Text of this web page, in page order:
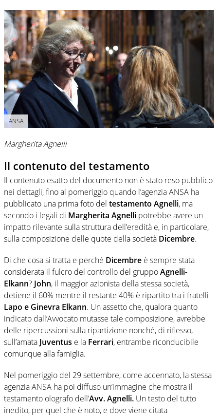
ANSA
Margherita Agnelli
Il contenuto del testamento
Il contenuto esatto del documento non è stato reso pubblico
nei dettagli, fino al pomeriggio quando l’agenzia ANSA ha
pubblicato una prima foto del testamento Agnelli, ma
secondo i legali di Margherita Agnelli potrebbe avere un
impatto rilevante sulla struttura dell’eredità e, in particolare,
sulla composizione delle quote della società Dicembre.
Di che cosa si tratta e perché Dicembre è sempre stata
considerata il fulcro del controllo del gruppoAgnelli-
Elkann? John, il maggior azionista della stessa società,
detiene il 60% mentre il restante 40% è ripartito tra i fratelli
Lapo e Ginevra Elkann. Un assetto che, qualora quanto
indicato dall’Avvocato mutasse tale composizione, avrebbe
delle ripercussioni sulla ripartizione nonché, di riflesso,
sull’amata Juventus e la Ferrari, entrambe riconducibile
comunque alla famiglia.
Nel pomeriggio del 29 settembre, come accennato, la stessa
agenzia ANSA ha poi diffuso un’immagine che mostra il
testamento olografo dell’Avv. Agnelli. Un testo del tutto
inedito, per quel che è noto, e dove viene citata